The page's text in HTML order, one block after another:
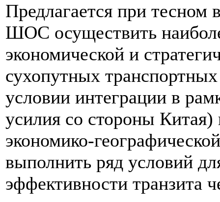
Предлагается при
ШОС осуществить
экономической и
сухопутных
условии интеграции в
усилия со стороны
экономико-
выполнить ряд условий
эффективности транзита